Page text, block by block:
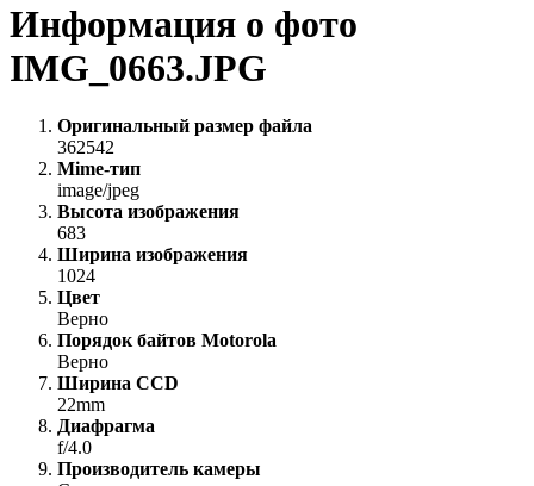
Информация о фото
IMG_0663.JPG
Оригинальный размер файла
362542
Mime-тип
image/jpeg
Высота изображения
683
Ширина изображения
1024
Цвет
Верно
Порядок байтов Motorola
Верно
Ширина CCD
22mm
Диафрагма
f/4.0
Производитель камеры